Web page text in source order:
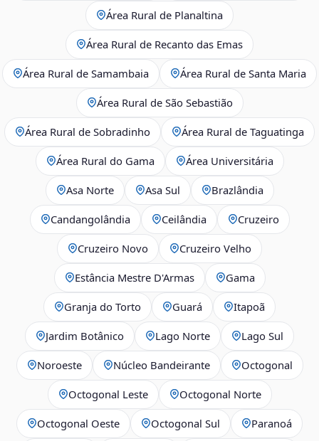
Área Rural de Planaltina
Área Rural de Recanto das Emas
Área Rural de Samambaia Área Rural de Santa Maria
Área Rural de São Sebastião
Área Rural de Sobradinho Área Rural de Taguatinga
Área Rural do Gama Área Universitária
Asa Norte Asa Sul Brazlândia
Candangolândia Ceilândia Cruzeiro
Cruzeiro Novo Cruzeiro Velho
Estância Mestre D'Armas Gama
Granja do Torto Guará Itapoã
Jardim Botânico Lago Norte Lago Sul
Noroeste Núcleo Bandeirante Octogonal
Octogonal Leste Octogonal Norte
Octogonal Oeste Octogonal Sul Paranoá